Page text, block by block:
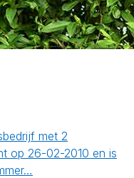
met 2
op 26-02-2010 en is